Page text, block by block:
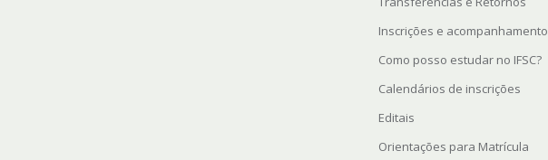
Inscrições e acompanhamento
Como posso estudar no IFSC?
Calendários de inscrições
Editais
Orientações para Matrícula